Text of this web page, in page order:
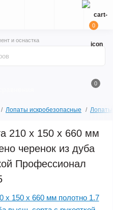
и оснастка
0
0
Лопаты искробезопасные
210 х 150 х 660 мм
черенок из дуба
Профессионал